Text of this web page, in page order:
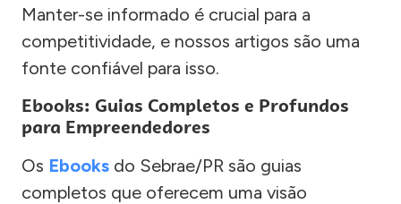
Manter-se informado é crucial para a
competitividade, e nossos artigos são uma
fonte confiável para isso.
Ebooks: Guias Completos e Profundos
para Empreendedores
Os Ebooks do Sebrae/PR são guias
completos que oferecem uma visão